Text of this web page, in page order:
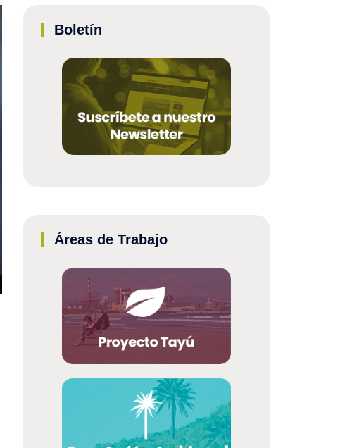
Boletín
Áreas de Trabajo